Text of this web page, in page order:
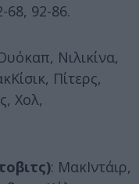
68, 92-86.
Νιλικίνα,
Πίτερς,
Χολ,
: ΜακΙντάιρ,